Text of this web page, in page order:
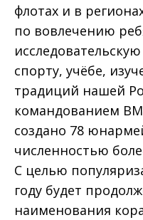
флотах и в
по вовлечению
спорту, учёбе,
традиций нашей
командованием
создано 78
численностью
С целью
году будет
наименования